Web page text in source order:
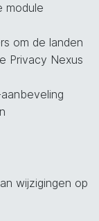
module
om de landen
Privacy Nexus
wijzigingen op